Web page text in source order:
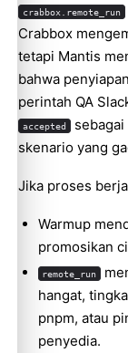
crabbox.remote_run
Crabbox
tetapi Mantis
bahwa
perintah QA
accepted sebagai
skenario yang
Jika proses
Warmup
promosikan
remote_run
hangat,
pnpm, atau
penyedia.